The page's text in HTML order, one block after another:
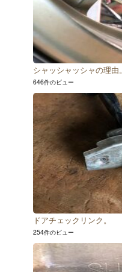
シャッシャッシャの理由。
646件のビュー
ドアチェックリンク。
254件のビュー